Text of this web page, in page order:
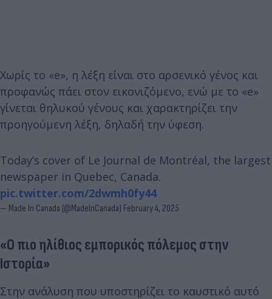
Χωρίς το «e», η λέξη είναι στο αρσενικό γένος και
προφανώς πάει στον εικονιζόμενο, ενώ με το «e»
γίνεται θηλυκού γένους και χαρακτηρίζει την
προηγούμενη λέξη, δηλαδή την ύφεση.
Today’s cover of Le Journal de Montréal, the largest
newspaper in Quebec, Canada.
pic.twitter.com/2dwmh0fy44
— Made In Canada (@MadelnCanada) February 4, 2025
«Ο πιο ηλίθιος εμπορικός πόλεμος στην
Ιστορία»
Στην ανάλυση που υποστηρίζει το καυστικό αυτό